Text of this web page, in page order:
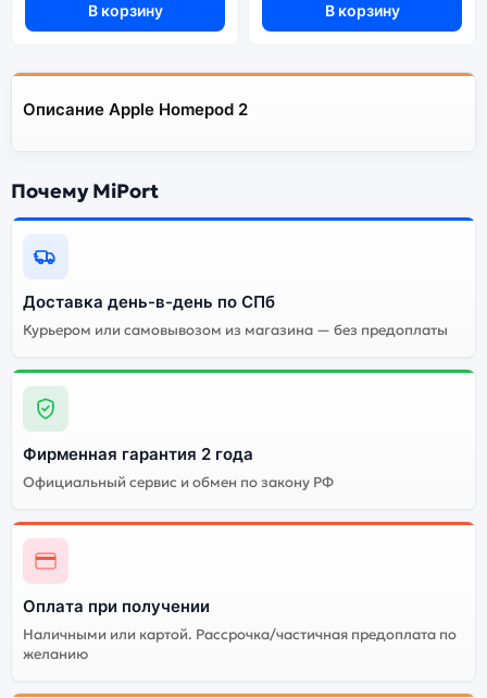
В корзину В корзину
Описание Apple Homepod 2
Почему MiPort
Доставка день-в-день по СПб
Курьером или самовывозом из магазина — без предоплаты
Фирменная гарантия 2 года
Официальный сервис и обмен по закону РФ
Оплата при получении
Наличными или картой. Рассрочка/частичная предоплата по
желанию